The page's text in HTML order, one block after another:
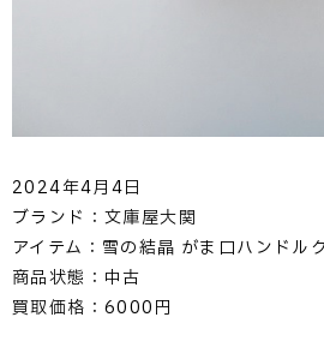
2024年4月4日
ブランド：文庫屋大関
アイテム：雪の結晶 がま口ハンドル
商品状態：中古
買取価格：6000円